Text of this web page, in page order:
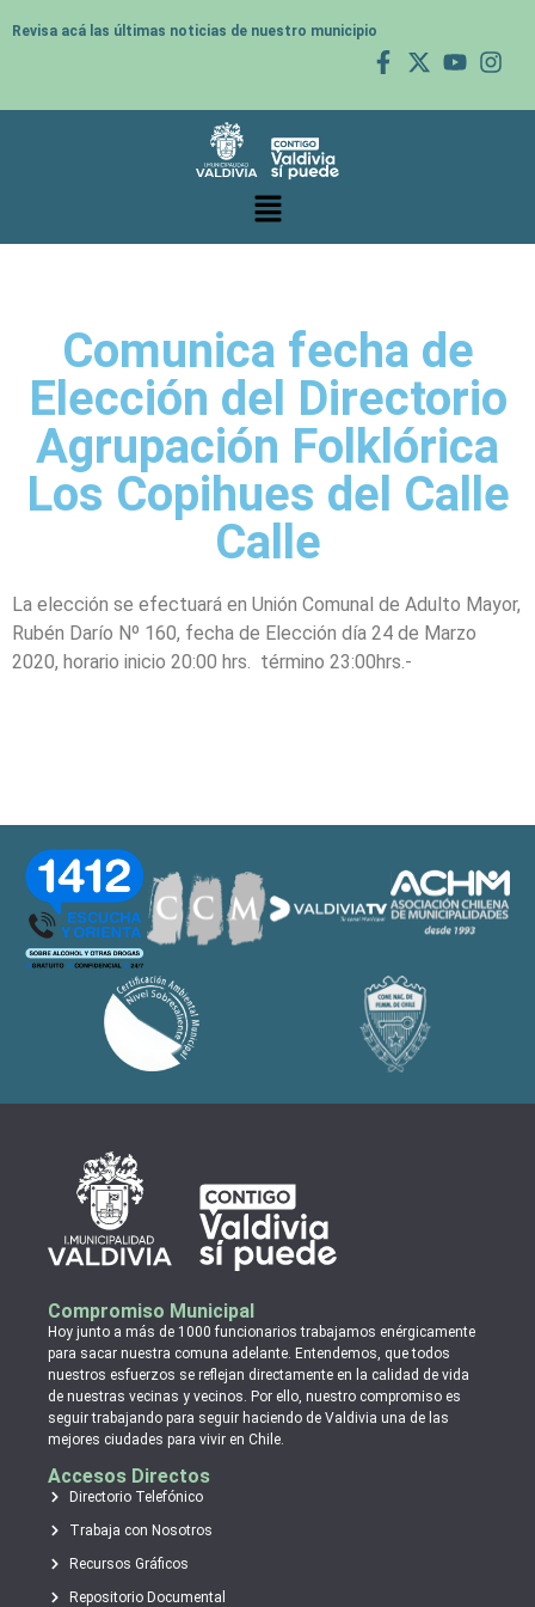
Revisa acá las últimas noticias de nuestro municipio
Comunica fecha de
Elección del Directorio
Agrupación Folklórica
Los Copihues del Calle
Calle
La elección se efectuará en Unión Comunal de Adulto Mayor,
Rubén Darío Nº 160, fecha de Elección día 24 de Marzo
2020, horario inicio 20:00 hrs. término 23:00hrs.-
Compromiso Municipal
Hoy junto a más de 1000 funcionarios trabajamos enérgicamente
para sacar nuestra comuna adelante. Entendemos, que todos
nuestros esfuerzos se reflejan directamente en la calidad de vida
de nuestras vecinas y vecinos. Por ello, nuestro compromiso es
seguir trabajando para seguir haciendo de Valdivia una de las
mejores ciudades para vivir en Chile.
Accesos Directos
Directorio Telefónico
Trabaja con Nosotros
Recursos Gráficos
Repositorio Documental